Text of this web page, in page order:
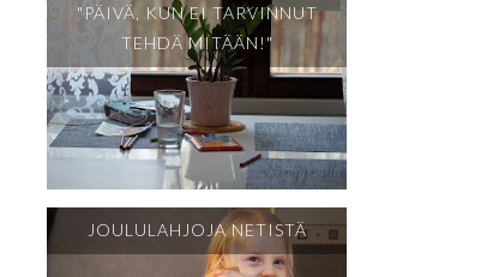
"PÄIVÄ, KUN EI TARVINNUT
TEHDÄ MITÄÄN!"
JOULULAHJOJA NETISTÄ